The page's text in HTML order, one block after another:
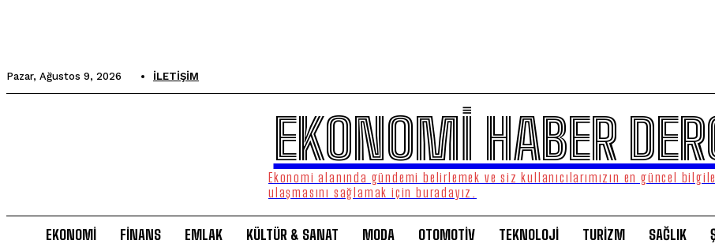
Pazar, Ağustos 9, 2026 İLETIŞIM
EKONOMİ HABER
Ekonomi alanında gündemi belirlemek ve siz kullanıcılarımızın en güncel
ulaşmasını sağlamak için buradayız.
EKONOMİ FİNANS EMLAK KÜLTÜR & SANAT MODA OTOMOTİV TEKNOLOJİ TURİZM SAĞLIK